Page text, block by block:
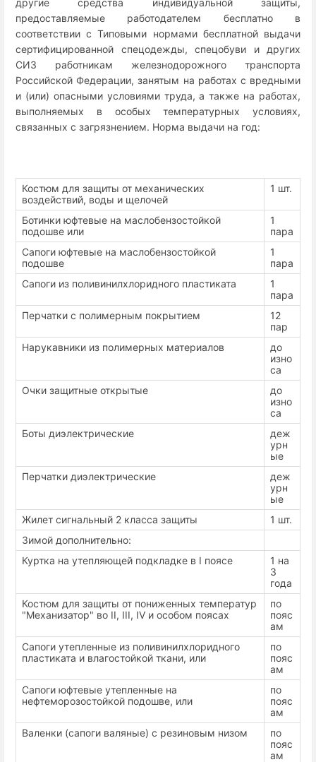
предоставляемые работодателем бесплатно в
соответствии с Типовыми нормами бесплатной выдачи
сертифицированной спецодежды, спецобуви и других
СИЗ работникам железнодорожного транспорта
Российской Федерации, занятым на работах с вредными
и (или) опасными условиями труда, а также на работах,
выполняемых в особых температурных условиях,
связанных с загрязнением. Норма выдачи на год:
Костюм для защиты от механических
воздействий, воды и щелочей
1 шт.
Ботинки юфтевые на маслобензостойкой
подошве или
1
пара
Сапоги юфтевые на маслобензостойкой
подошве
1
пара
Сапоги из поливинилхлоридного пластиката
1
пара
Перчатки с полимерным покрытием
12
пар
Нарукавники из полимерных материалов
до
изно
са
Очки защитные открытые
до
изно
са
Боты диэлектрические
деж
урн
ые
Перчатки диэлектрические
деж
урн
ые
Жилет сигнальный 2 класса защиты
1 шт.
Зимой дополнительно:
Куртка на утепляющей подкладке в I поясе
1 на
3
года
Костюм для защиты от пониженных температур
"Механизатор" во II, III, IV и особом поясах
по
пояс
ам
Сапоги утепленные из поливинилхлоридного
пластиката и влагостойкой ткани, или
по
пояс
ам
Сапоги юфтевые утепленные на
нефтеморозостойкой подошве, или
по
пояс
ам
Валенки (сапоги валяные) с резиновым низом
по
пояс
ам